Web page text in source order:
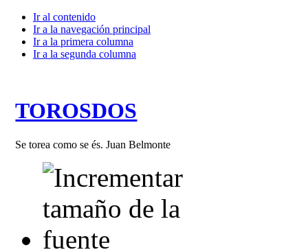
Ir al contenido
Ir a la navegación principal
Ir a la primera columna
Ir a la segunda columna
TOROSDOS
Se torea como se és. Juan Belmonte